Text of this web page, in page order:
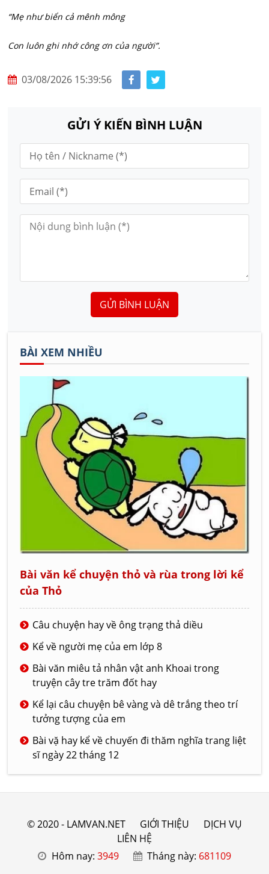
“Mẹ như biển cả mênh mông
Con luôn ghi nhớ công ơn của người”.
03/08/2026 15:39:56
GỬI Ý KIẾN BÌNH LUẬN
GỬI BÌNH LUẬN
BÀI XEM NHIỀU
Bài văn kể chuyện thỏ và rùa trong lời kể
của Thỏ
Câu chuyện hay về ông trạng thả diều
Kể về người mẹ của em lớp 8
Bài văn miêu tả nhân vật anh Khoai trong
truyện cây tre trăm đốt hay
Kể lại câu chuyện bê vàng và dê trắng theo trí
tưởng tượng của em
Bài vặ hay kể về chuyến đi thăm nghĩa trang liệt
sĩ ngày 22 tháng 12
© 2020 - LAMVAN.NET GIỚI THIỆU
DỊCH VỤ
LIÊN HỆ
Hôm nay: 3949 Tháng này: 681109